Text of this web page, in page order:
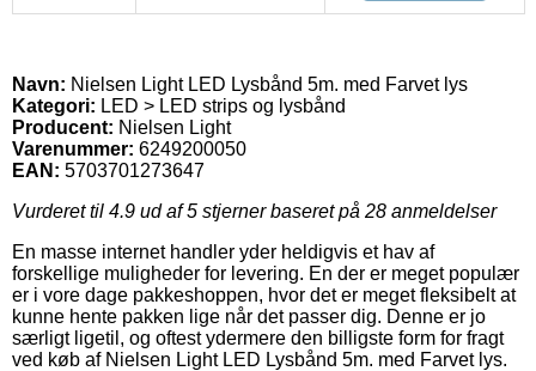
Navn: Nielsen Light LED Lysbånd 5m. med Farvet lys
Kategori: LED > LED strips og lysbånd
Producent: Nielsen Light
Varenummer: 6249200050
EAN: 5703701273647
Vurderet til 4.9 ud af 5 stjerner baseret på 28 anmeldelser
En masse internet handler yder heldigvis et hav af
forskellige muligheder for levering. En der er meget populær
er i vore dage pakkeshoppen, hvor det er meget fleksibelt at
kunne hente pakken lige når det passer dig. Denne er jo
særligt ligetil, og oftest ydermere den billigste form for fragt
ved køb af Nielsen Light LED Lysbånd 5m. med Farvet lys.